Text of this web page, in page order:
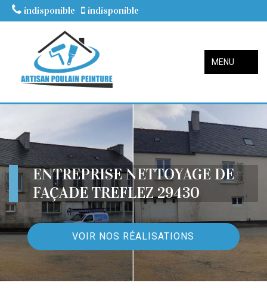
indisponible indisponible
MENU
ENTREPRISE NETTOYAGE DE
FAÇADE TREFLEZ 29430
VOIR NOS RÉALISATIONS